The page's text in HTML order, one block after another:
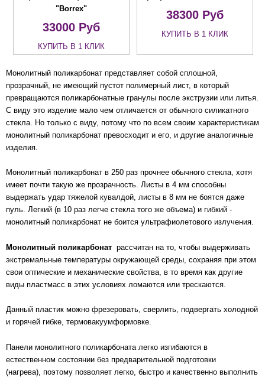
"Borrex"
33000Руб
КУПИТЬ В 1 КЛИК
38300Руб
КУПИТЬ В 1 КЛИК
Монолитный поликарбонат представляет собой сплошной,
прозрачный, не имеющий пустот полимерный лист, в который
превращаются поликарбонатные гранулы после экструзии или литья.
С виду это изделие мало чем отличается от обычного силикатного
стекла. Но только с виду, потому что по всем своим характеристикам
монолитный поликарбонат превосходит и его, и другие аналогичные
изделия.
Монолитный поликарбонат в 250 раз прочнее обычного стекла, хотя
имеет почти такую же прозрачность. Листы в 4 мм способны
выдержать удар тяжелой кувалдой, листы в 8 мм не боятся даже
пуль. Легкий (в 10 раз легче стекла того же объема) и гибкий -
монолитный поликарбонат не боится ультрафиолетового излучения.
Монолитный поликарбонат рассчитан на то, чтобы выдерживать
экстремальные температуры окружающей среды, сохраняя при этом
свои оптические и механические свойства, в то время как другие
виды пластмасс в этих условиях ломаются или трескаются.
Данный пластик можно фрезеровать, сверлить, подвергать холодной
и горячей гибке, термовакуумформовке.
Панели монолитного поликарбоната легко изгибаются в
естественном состоянии без предварительной подготовки
(нагрева), поэтому позволяет легко, быстро и качественно выполнить